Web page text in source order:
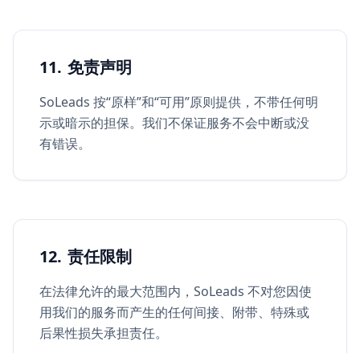
11. 免责声明
SoLeads 按“原样”和“可用”原则提供，不带任何明
示或暗示的担保。我们不保证服务不会中断或没
有错误。
12. 责任限制
在法律允许的最大范围内，SoLeads 不对您因使
用我们的服务而产生的任何间接、附带、特殊或
后果性损失承担责任。